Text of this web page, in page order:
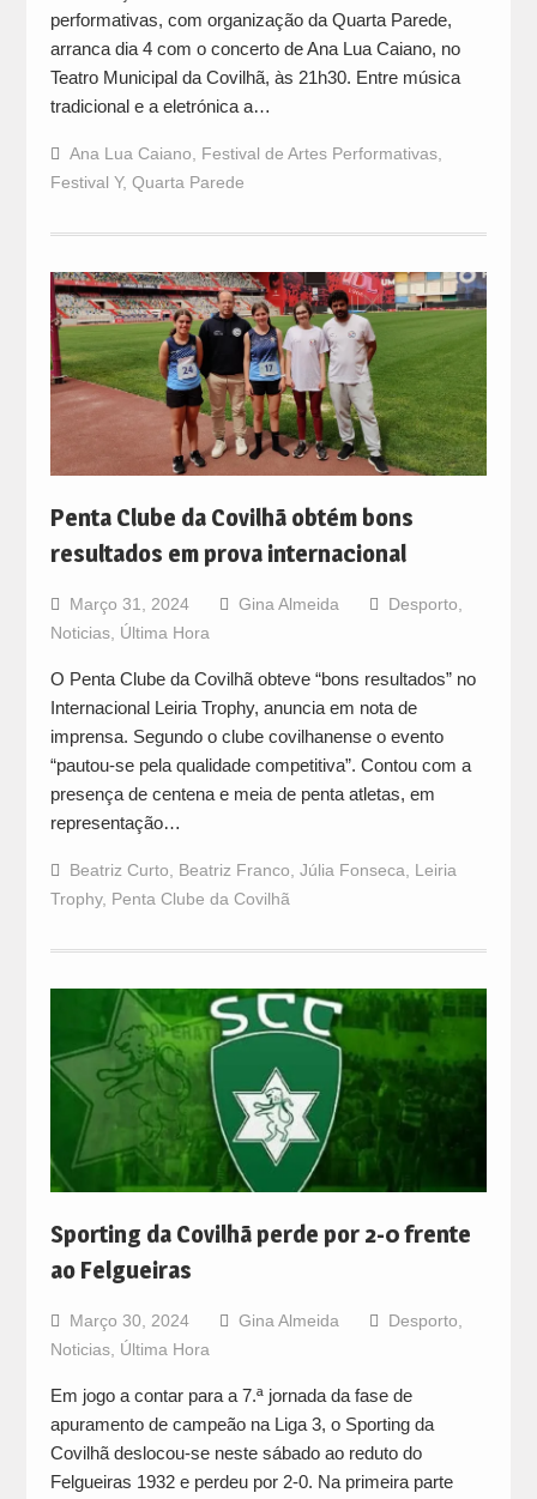
performativas, com organização da Quarta Parede,
arranca dia 4 com o concerto de Ana Lua Caiano, no
Teatro Municipal da Covilhã, às 21h30. Entre música
tradicional e a eletrónica a…
Ana Lua Caiano Festival de Artes Performativas,
Festival Y, Quarta Parede
Penta Clube da Covilhã obtém bons
resultados em prova internacional
Março 31, 2024 Gina Almeida Desporto
Noticias, Última Hora
O Penta Clube da Covilhã obteve “bons resultados” no
Internacional Leiria Trophy, anuncia em nota de
imprensa. Segundo o clube covilhanense o evento
“pautou-se pela qualidade competitiva”. Contou com a
presença de centena e meia de penta atletas, em
representação…
Beatriz Curto Beatriz Franco Júlia Fonseca
Leiria
Trophy, Penta Clube da Covilhã
Sporting da Covilhã perde por 2-0 frente
ao Felgueiras
Março 30, 2024 Gina Almeida Desporto,
Noticias, Última Hora
Em jogo a contar para a 7.ª jornada da fase de
apuramento de campeão na Liga 3, o Sporting da
Covilhã deslocou-se neste sábado ao reduto do
Felgueiras 1932 e perdeu por 2-0. Na primeira parte